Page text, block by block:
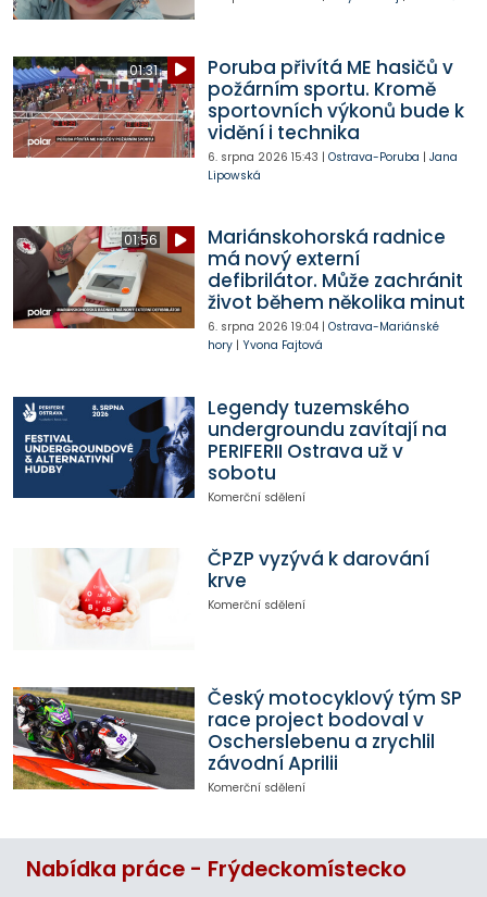
01:31
Poruba přivítá ME hasičů v
požárním sportu. Kromě
sportovních výkonů bude k
vidění i technika
6. srpna 2026 15:43 | Ostrava-Poruba | Jana
Lipowská
01:56
Mariánskohorská radnice
má nový externí
defibrilátor. Může zachránit
život během několika minut
6. srpna 2026 19:04| Ostrava-Mariánské
hory| Yvona Fajtová
Legendy tuzemského
undergroundu zavítají na
PERIFERII Ostrava už v
sobotu
Komerční sdělení
ČPZP vyzývá k darování
krve
Komerční sdělení
Český motocyklový tým SP
race project bodoval v
Oscherslebenu a zrychlil
závodní Aprilii
Komerční sdělení
Nabídka práce - Frýdeckomístecko